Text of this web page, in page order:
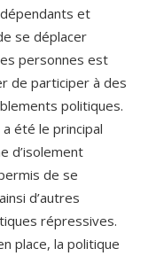
et
se déplacer
personnes est
de participer à des
politiques.
été le principal
d’isolement
de se
d’autres
répressives.
place, la politique